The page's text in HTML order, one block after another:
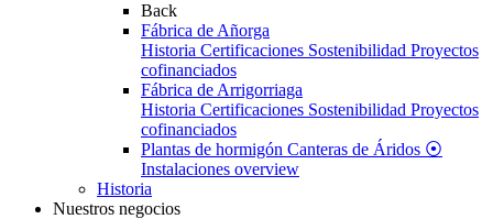
Back
Fábrica de Añorga
Historia Certificaciones Sostenibilidad Proyectos
cofinanciados
Fábrica de Arrigorriaga
Historia Certificaciones Sostenibilidad Proyectos
cofinanciados
Plantas de hormigón Canteras de Áridos ⦿
Instalaciones overview
Historia
Nuestros negocios